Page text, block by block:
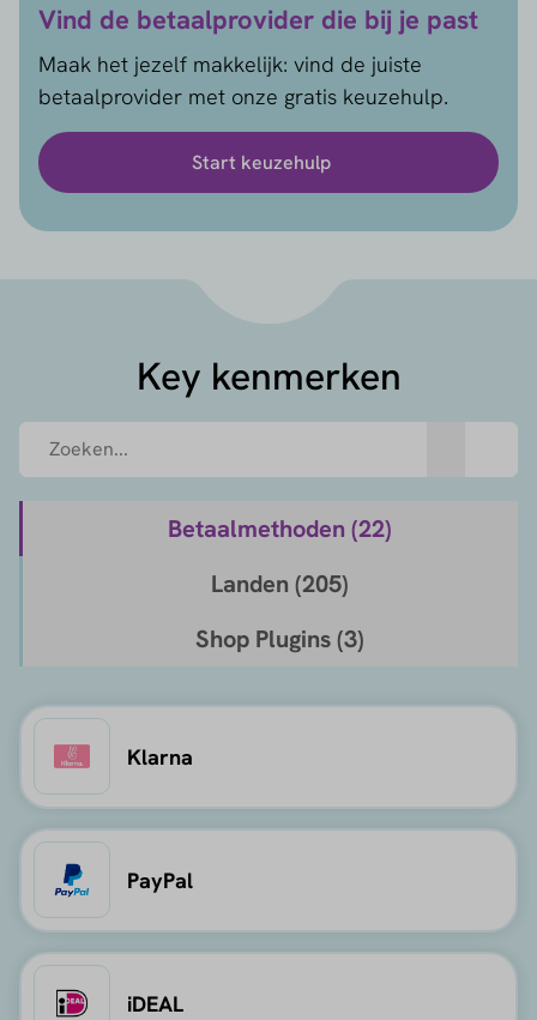
Vind de betaalprovider die bij je past
Maak het jezelf makkelijk: vind de juiste
betaalprovider met onze gratis keuzehulp.
Start keuzehulp
Key kenmerken
Betaalmethoden (22)
Landen (205)
Shop Plugins (3)
Klarna
PayPal
iDEAL